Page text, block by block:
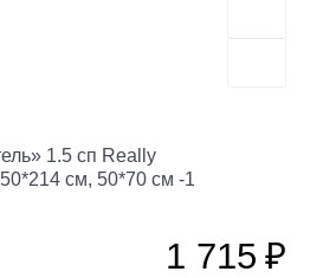
1.5 сп Really
см, 50*70 см -1
1 715₽